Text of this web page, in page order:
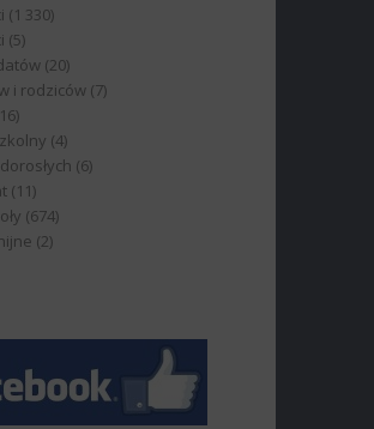
(1 330)
(5)
(20)
i rodziców (7)
(4)
(6)
(11)
(674)
(2)